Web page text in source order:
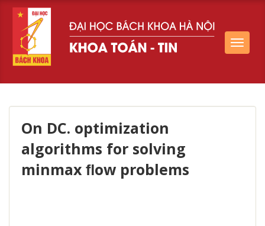
Toggle
On DC. optimization
algorithms for solving
minmax ﬂow problems